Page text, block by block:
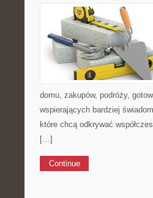
domu, zakupów, podróży,
wspierających bardziej
które chcą odkrywać
[…]
Continue